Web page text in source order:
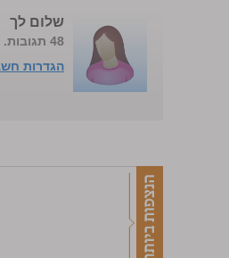
שלום לך
48 תגובות. 0 כתבות.
הגדרות